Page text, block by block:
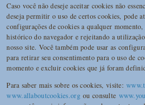
Caso você não deseje aceitar cookies não
deseja permitir o uso de certos cookies, pode
configurações de cookies a qualquer
histórico do navegador e rejeitando a
nosso site. Você também pode usar as
para retirar seu consentimento para o uso de
momento e excluir cookies que já foram
Para saber mais sobre os cookies, visite:
www.allaboutcookies.orgou consulte